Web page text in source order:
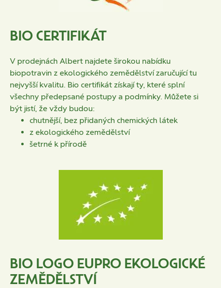
BIO CERTIFIKÁT
V prodejnách Albert najdete širokou nabídku
biopotravin z ekologického zemědělství zaručující tu
nejvyšší kvalitu. Bio certifikát získají ty, které splní
všechny předepsané postupy a podmínky. Můžete si
být jistí, že vždy budou:
chutnější, bez přidaných chemických látek
z ekologického zemědělství
šetrné k přírodě
BIO LOGO EUPRO EKOLOGICKÉ
ZEMĚDĚLSTVÍ